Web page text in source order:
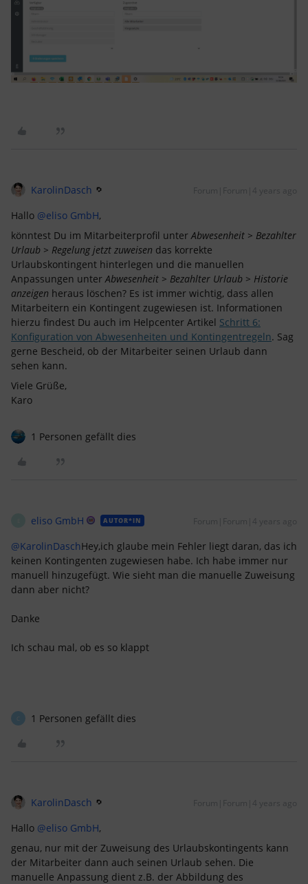
KarolinDasch Forum|Forum|4 years ago
Hallo @eliso GmbH,
könntest Du im Mitarbeiterprofil unterAbwesenheit > Bezahlter
Urlaub > Regelung jetzt zuweisen das korrekte
Urlaubskontingent hinterlegen und die manuellen
Anpassungen unterAbwesenheit > Bezahlter Urlaub > Historie
anzeigen heraus löschen? Es ist immer wichtig, dass allen
Mitarbeitern ein Kontingent zugewiesen ist. Informationen
hierzu findest Du auch im Helpcenter Artikel Schritt 6:
Konfiguration von Abwesenheiten und Kontingentregeln. Sag
gerne Bescheid, ob der Mitarbeiter seinen Urlaub dann
sehen kann.
Viele Grüße,
Karo
1 Personen gefällt dies
eliso GmbH AUTOR*IN Forum|Forum|4 years ago
@KarolinDaschHey,ich glaube mein Fehler liegt daran, das ich
keinen Kontingenten zugewiesen habe. Ich habe immer nur
manuell hinzugefügt. Wie sieht man die manuelle Zuweisung
dann aber nicht?
Danke
Ich schau mal, ob es so klappt
1 Personen gefällt dies
KarolinDasch Forum|Forum|4 years ago
Hallo @eliso GmbH,
genau, nur mit der Zuweisung des Urlaubskontingents kann
der Mitarbeiter dann auch seinen Urlaub sehen. Die
manuelle Anpassung dient z.B. der Abbildung des